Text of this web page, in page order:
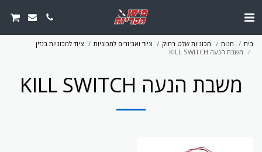
בית חנות מכוניות שלט רחוק ציוד ואביזרים למכוניות
ציוד למכוניות בנזין
משבת הנעה KILL SWITCH
משבת הנעה KILL SWITCH